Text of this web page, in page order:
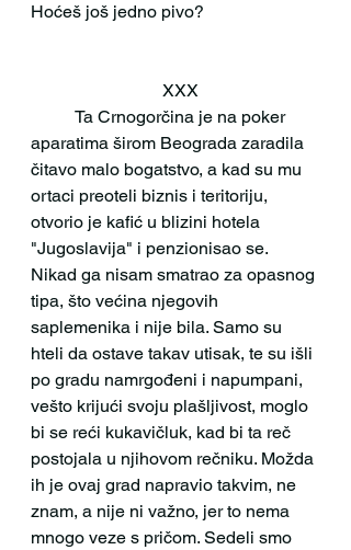
Hoćeš još jedno pivo?
			XXX
aparatima širom Beograda zaradila
čitavo malo bogatstvo, a kad su mu
ortaci preoteli biznis i teritoriju,
otvorio je kafić u blizini hotela
"Jugoslavija" i penzionisao se.
Nikad ga nisam smatrao za opasnog
tipa, što većina njegovih
saplemenika i nije bila. Samo su
hteli da ostave takav utisak, te su išli
po gradu namrgođeni i napumpani,
vešto krijući svoju plašljivost, moglo
bi se reći kukavičluk, kad bi ta reč
postojala u njihovom rečniku. Možda
ih je ovaj grad napravio takvim, ne
znam, a nije ni važno, jer to nema
mnogo veze s pričom. Sedeli smo